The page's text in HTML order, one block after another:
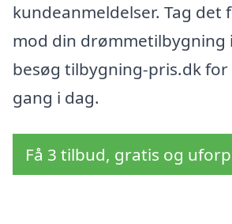
kundeanmeldelser. Tag det
mod din drømmetilbygning
besøg tilbygning-pris.dk for
gang i dag.
Få 3 tilbud, gratis og